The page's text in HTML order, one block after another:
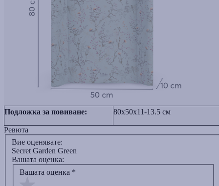
Подложка за повиване: 80x50х11-13.5 см
Ревюта
Вие оценявате:
Secret Garden Green
Вашата оценка:
Вашата оценка *